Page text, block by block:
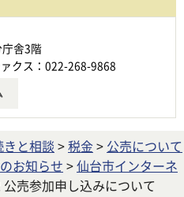
舎3階
クス：022-268-9868
きと相談 >税金> 公売について
お知らせ >仙台市インターネ
公売参加申し込みについて